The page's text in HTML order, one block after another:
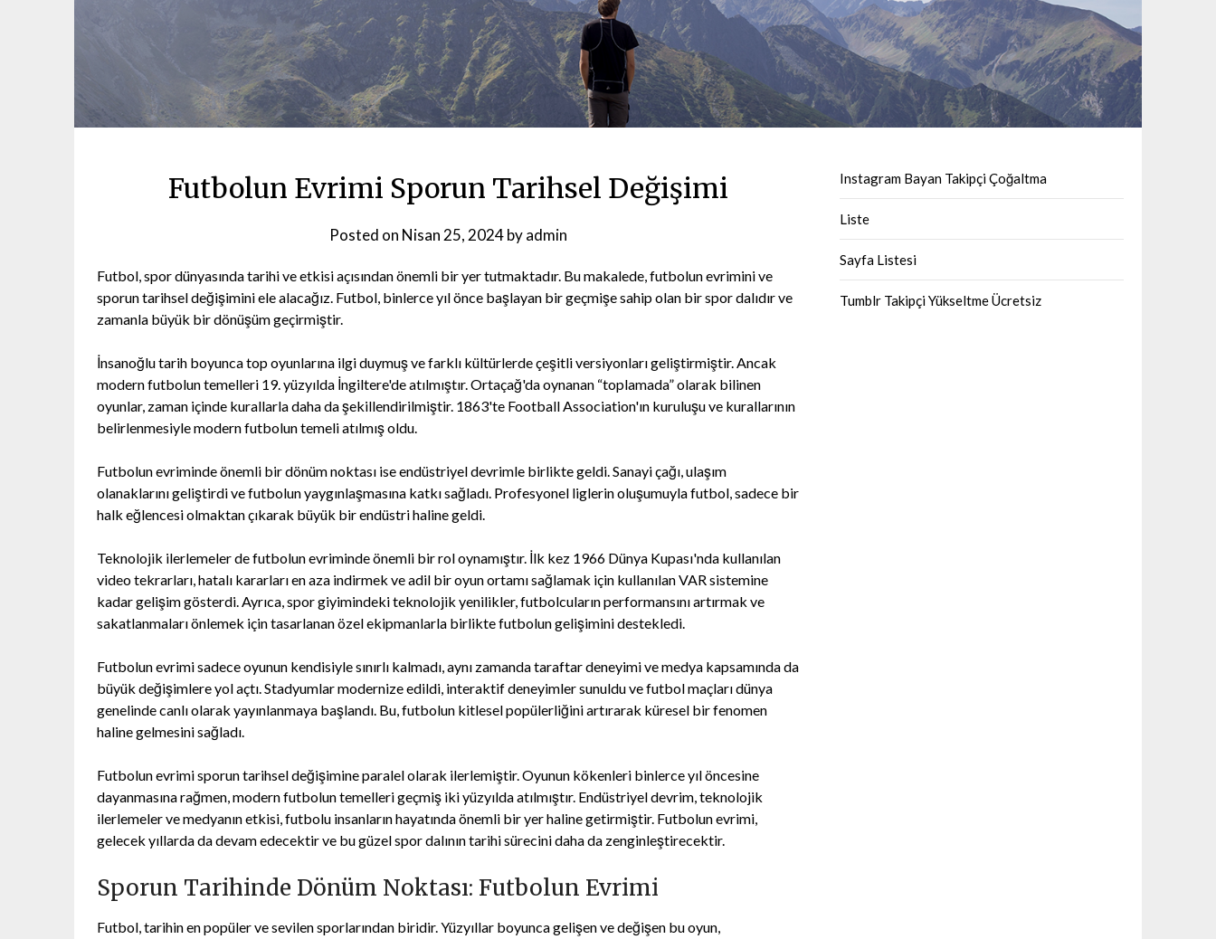
Futbolun Evrimi Sporun Tarihsel Değişimi
Posted on Nisan 25, 2024byadmin
Futbol, spor dünyasında tarihi ve etkisi açısından önemli bir yer tutmaktadır. Bu makalede, futbolun evrimini ve
sporun tarihsel değişimini ele alacağız. Futbol, binlerce yıl önce başlayan bir geçmişe sahip olan bir spor dalıdır ve
zamanla büyük bir dönüşüm geçirmiştir.
İnsanoğlu tarih boyunca top oyunlarına ilgi duymuş ve farklı kültürlerde çeşitli versiyonları geliştirmiştir. Ancak
modern futbolun temelleri 19. yüzyılda İngiltere'de atılmıştır. Ortaçağ'da oynanan “toplamada” olarak bilinen
oyunlar, zaman içinde kurallarla daha da şekillendirilmiştir. 1863'te Football Association'ın kuruluşu ve kurallarının
belirlenmesiyle modern futbolun temeli atılmış oldu.
Futbolun evriminde önemli bir dönüm noktası ise endüstriyel devrimle birlikte geldi. Sanayi çağı, ulaşım
olanaklarını geliştirdi ve futbolun yaygınlaşmasına katkı sağladı. Profesyonel liglerin oluşumuyla futbol, sadece bir
halk eğlencesi olmaktan çıkarak büyük bir endüstri haline geldi.
Teknolojik ilerlemeler de futbolun evriminde önemli bir rol oynamıştır. İlk kez 1966 Dünya Kupası'nda kullanılan
video tekrarları, hatalı kararları en aza indirmek ve adil bir oyun ortamı sağlamak için kullanılan VAR sistemine
kadar gelişim gösterdi. Ayrıca, spor giyimindeki teknolojik yenilikler, futbolcuların performansını artırmak ve
sakatlanmaları önlemek için tasarlanan özel ekipmanlarla birlikte futbolun gelişimini destekledi.
Futbolun evrimi sadece oyunun kendisiyle sınırlı kalmadı, aynı zamanda taraftar deneyimi ve medya kapsamında da
büyük değişimlere yol açtı. Stadyumlar modernize edildi, interaktif deneyimler sunuldu ve futbol maçları dünya
genelinde canlı olarak yayınlanmaya başlandı. Bu, futbolun kitlesel popülerliğini artırarak küresel bir fenomen
haline gelmesini sağladı.
Futbolun evrimi sporun tarihsel değişimine paralel olarak ilerlemiştir. Oyunun kökenleri binlerce yıl öncesine
dayanmasına rağmen, modern futbolun temelleri geçmiş iki yüzyılda atılmıştır. Endüstriyel devrim, teknolojik
ilerlemeler ve medyanın etkisi, futbolu insanların hayatında önemli bir yer haline getirmiştir. Futbolun evrimi,
gelecek yıllarda da devam edecektir ve bu güzel spor dalının tarihi sürecini daha da zenginleştirecektir.
Sporun Tarihinde Dönüm Noktası: Futbolun Evrimi
Futbol, tarihin en popüler ve sevilen sporlarından biridir. Yüzyıllar boyunca gelişen ve değişen bu oyun,
Instagram Bayan Takipçi Çoğaltma
Liste
Sayfa Listesi
Tumblr Takipçi Yükseltme Ücretsiz